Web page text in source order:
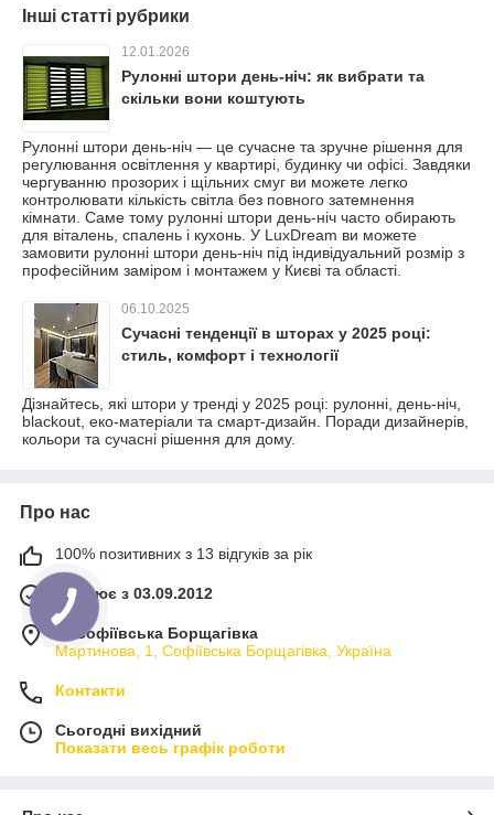
Інші статті рубрики
12.01.2026
Рулонні штори день-ніч: як вибрати та
скільки вони коштують
Рулонні штори день-ніч — це сучасне та зручне рішення для
регулювання освітлення у квартирі, будинку чи офісі. Завдяки
чергуванню прозорих і щільних смуг ви можете легко
контролювати кількість світла без повного затемнення
кімнати. Саме тому рулонні штори день-ніч часто обирають
для віталень, спалень і кухонь. У LuxDream ви можете
замовити рулонні штори день-ніч під індивідуальний розмір з
професійним заміром і монтажем у Києві та області.
06.10.2025
Сучасні тенденції в шторах у 2025 році:
стиль, комфорт і технології
Дізнайтесь, які штори у тренді у 2025 році: рулонні, день-ніч,
blackout, еко-матеріали та смарт-дизайн. Поради дизайнерів,
кольори та сучасні рішення для дому.
Про нас
100% позитивних з 13 відгуків за рік
Працює з 03.09.2012
м. Софіївська Борщагівка
Мартинова, 1, Софіївська Борщагівка, Україна
Контакти
Сьогодні вихідний
Показати весь графік роботи